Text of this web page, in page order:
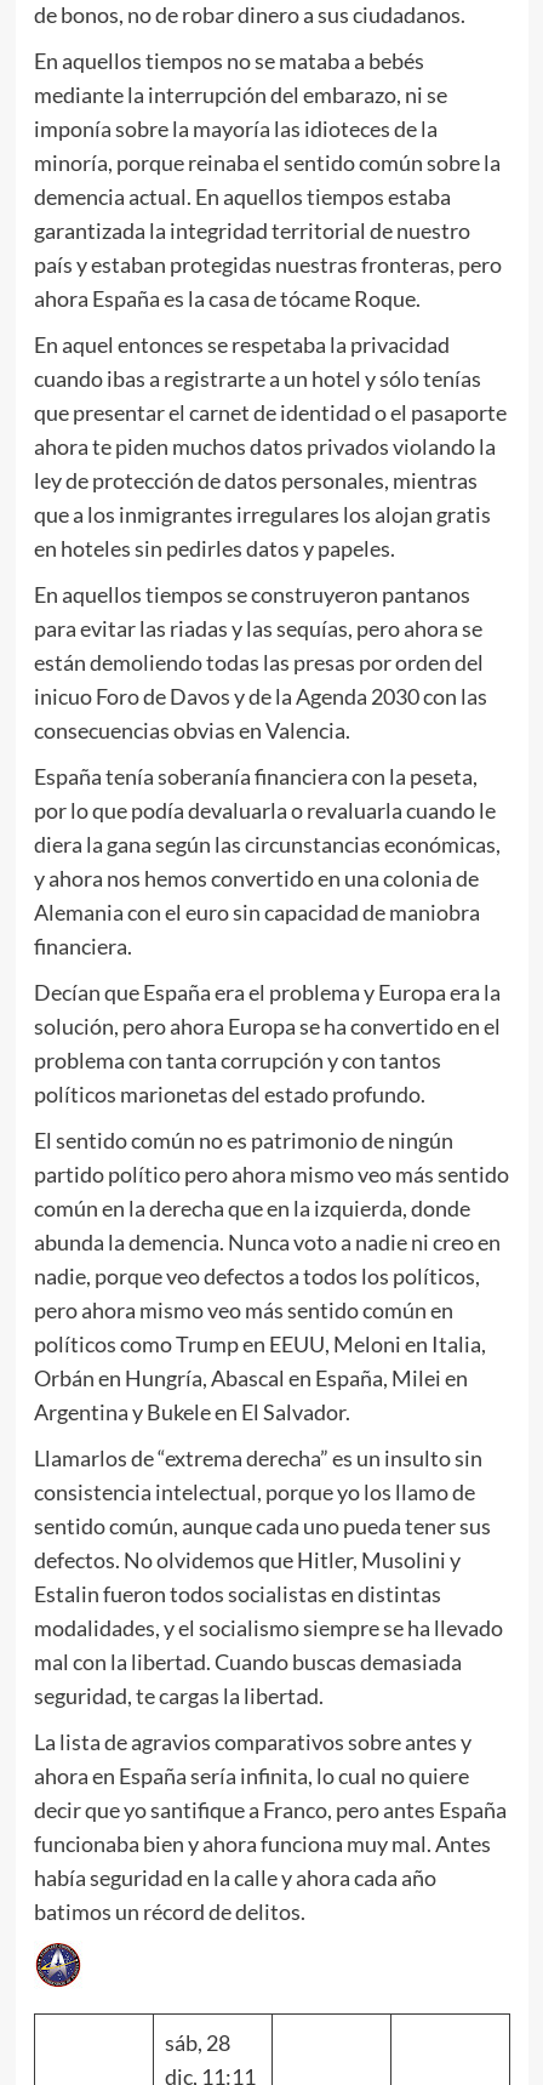
de bonos, no de robar dinero a sus ciudadanos.
En aquellos tiempos no se mataba a bebés
mediante la interrupción del embarazo, ni se
imponía sobre la mayoría las idioteces de la
minoría, porque reinaba el sentido común sobre la
demencia actual. En aquellos tiempos estaba
garantizada la integridad territorial de nuestro
país y estaban protegidas nuestras fronteras, pero
ahora España es la casa de tócame Roque.
En aquel entonces se respetaba la privacidad
cuando ibas a registrarte a un hotel y sólo tenías
que presentar el carnet de identidad o el pasaporte
ahora te piden muchos datos privados violando la
ley de protección de datos personales, mientras
que a los inmigrantes irregulares los alojan gratis
en hoteles sin pedirles datos y papeles.
En aquellos tiempos se construyeron pantanos
para evitar las riadas y las sequías, pero ahora se
están demoliendo todas las presas por orden del
inicuo Foro de Davos y de la Agenda 2030 con las
consecuencias obvias en Valencia.
España tenía soberanía financiera con la peseta,
por lo que podía devaluarla o revaluarla cuando le
diera la gana según las circunstancias económicas,
y ahora nos hemos convertido en una colonia de
Alemania con el euro sin capacidad de maniobra
financiera.
Decían que España era el problema y Europa era la
solución, pero ahora Europa se ha convertido en el
problema con tanta corrupción y con tantos
políticos marionetas del estado profundo.
El sentido común no es patrimonio de ningún
partido político pero ahora mismo veo más sentido
común en la derecha que en la izquierda, donde
abunda la demencia. Nunca voto a nadie ni creo en
nadie, porque veo defectos a todos los políticos,
pero ahora mismo veo más sentido común en
políticos como Trump en EEUU, Meloni en Italia,
Orbán en Hungría, Abascal en España, Milei en
Argentina y Bukele en El Salvador.
Llamarlos de “extrema derecha” es un insulto sin
consistencia intelectual, porque yo los llamo de
sentido común, aunque cada uno pueda tener sus
defectos. No olvidemos que Hitler, Musolini y
Estalin fueron todos socialistas en distintas
modalidades, y el socialismo siempre se ha llevado
mal con la libertad. Cuando buscas demasiada
seguridad, te cargas la libertad.
La lista de agravios comparativos sobre antes y
ahora en España sería infinita, lo cual no quiere
decir que yo santifique a Franco, pero antes España
funcionaba bien y ahora funciona muy mal. Antes
había seguridad en la calle y ahora cada año
batimos un récord de delitos.
sáb, 28
dic, 11:11